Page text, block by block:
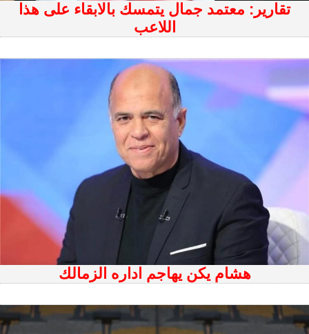
تقارير: معتمد جمال يتمسك بالابقاء على هذا
اللاعب
هشام يكن يهاجم اداره الزمالك